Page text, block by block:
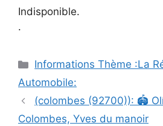
Indisponible.
.
Catégories
Informations Thème :La
Automobile:
Navigation
des
(colombes (92700)): 🏟
Colombes, Yves du manoir